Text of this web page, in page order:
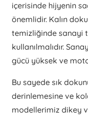
içerisinde hijyenin
önemlidir. Kalın
temizliğinde sanayi
kullanılmalıdır.
gücü yüksek ve
Bu sayede sık
derinlemesine ve
modellerimiz dikey